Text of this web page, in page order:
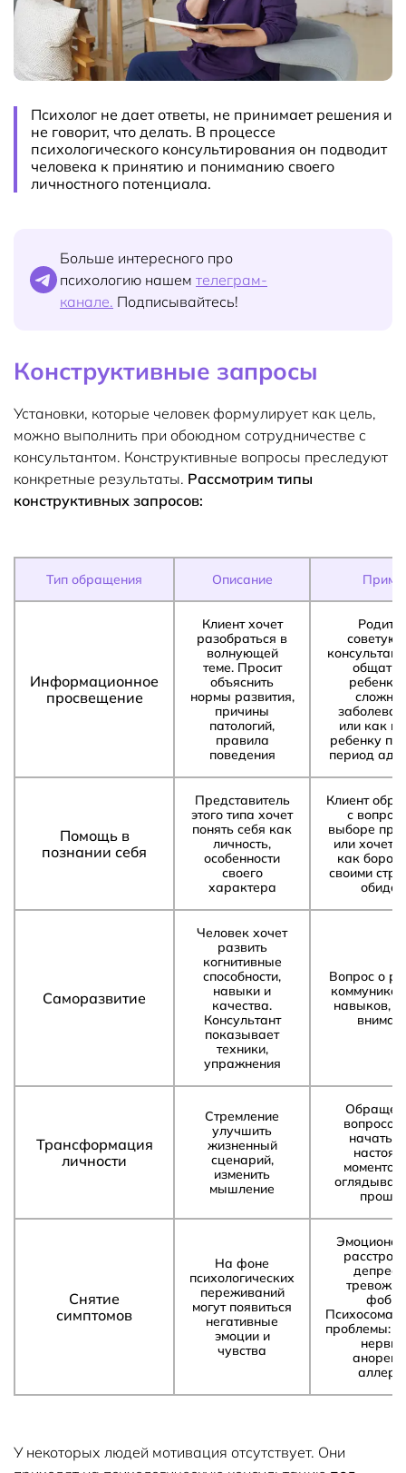
Психолог не дает ответы, не принимает решения и
не говорит, что делать. В процессе
психологического консультирования он подводит
человека к принятию и пониманию своего
личностного потенциала.
Больше интересного про
психологию нашем телеграм-
канале. Подписывайтесь!
Конструктивные запросы
Установки, которые человек формулирует как цель,
можно выполнить при обоюдном сотрудничестве с
консультантом. Конструктивные вопросы преследуют
конкретные результаты. Рассмотрим типы
конструктивных запросов:
Тип обращения Описание
Информационное
просвещение
Клиент хочет
разобраться в
волнующей
теме. Просит
объяснить
нормы развития,
причины
патологий,
правила
поведения
или как
ребенку
период
Помощь в
познании себя
Представитель
этого типа хочет
понять себя как
личность,
особенности
своего
характера
Клиент
с
выборе
или хочет
как
своими
Саморазвитие
Человек хочет
развить
когнитивные
способности,
навыки и
качества.
Консультант
показывает
техники,
упражнения
Вопрос о
навыков,
Трансформация
личности
Стремление
улучшить
жизненный
сценарий,
изменить
мышление
начать
моментом
Снятие
симптомов
На фоне
психологических
переживаний
могут появиться
негативные
эмоции и
чувства
проблемы:
У некоторых людей мотивация отсутствует. Они